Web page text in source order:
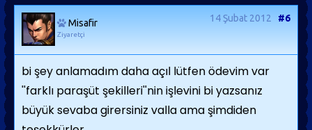
Misafir
Ziyaretçi
14 Şubat 2012 #6
bi şey anlamadım daha açıl lütfen ödevim var
''farklı paraşüt şekilleri''nin işlevini bi yazsanız
büyük sevaba girersiniz valla ama şimdiden